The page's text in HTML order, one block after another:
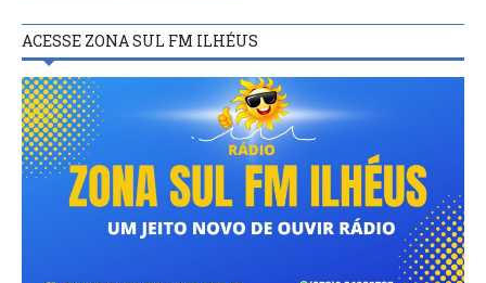
ACESSE ZONA SUL FM ILHÉUS